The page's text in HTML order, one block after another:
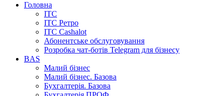
Головна
ІТС
ІТС Ретро
ІТС Cashalot
Абонентське обслуговування
Розробка чат-ботів Telegram для бізнесу
BAS
Малий бізнес
Малий бізнес. Базова
Бухгалтерія. Базова